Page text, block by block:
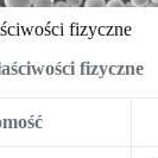
fizyczne
fizyczne